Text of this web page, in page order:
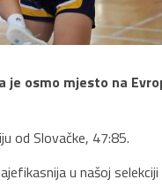
je osmo mjesto na
od Slovačke, 47:85.
u našoj selekciji